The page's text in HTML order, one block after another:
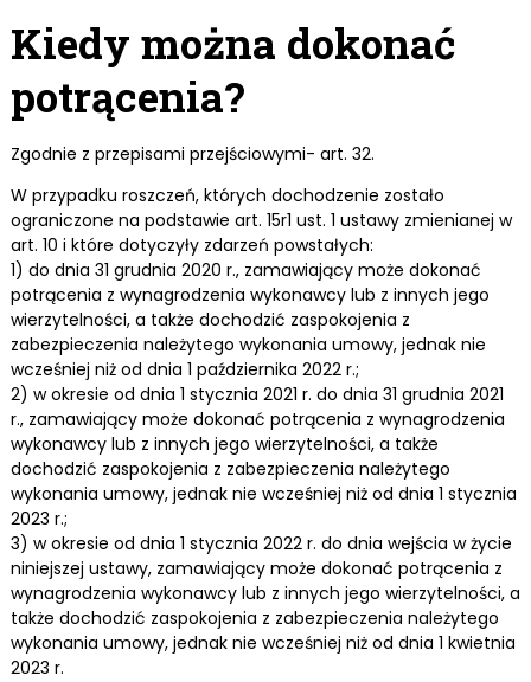
Kiedy można dokonać
potrącenia?
Zgodnie z przepisami przejściowymi- art. 32.
W przypadku roszczeń, których dochodzenie zostało
ograniczone na podstawie art. 15r1 ust. 1 ustawy zmienianej w
art. 10 i które dotyczyły zdarzeń powstałych:
1) do dnia 31 grudnia 2020 r., zamawiający może dokonać
potrącenia z wynagrodzenia wykonawcy lub z innych jego
wierzytelności, a także dochodzić zaspokojenia z
zabezpieczenia należytego wykonania umowy, jednak nie
wcześniej niż od dnia 1 października 2022 r.;
2) w okresie od dnia 1 stycznia 2021 r. do dnia 31 grudnia 2021
r., zamawiający może dokonać potrącenia z wynagrodzenia
wykonawcy lub z innych jego wierzytelności, a także
dochodzić zaspokojenia z zabezpieczenia należytego
wykonania umowy, jednak nie wcześniej niż od dnia 1 stycznia
2023 r.;
3) w okresie od dnia 1 stycznia 2022 r. do dnia wejścia w życie
niniejszej ustawy, zamawiający może dokonać potrącenia z
wynagrodzenia wykonawcy lub z innych jego wierzytelności, a
także dochodzić zaspokojenia z zabezpieczenia należytego
wykonania umowy, jednak nie wcześniej niż od dnia 1 kwietnia
2023 r.